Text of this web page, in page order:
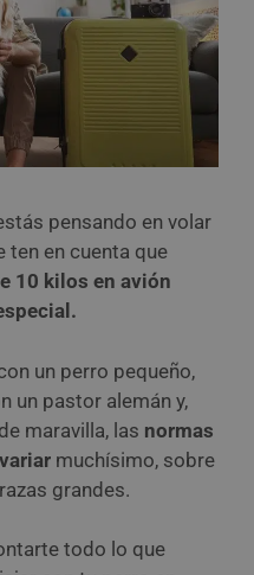
pensando en volar
ten en cuenta que
10 kilos en avión
un perro pequeño,
un pastor alemán y,
maravilla, las normas
muchísimo, sobre
grandes.
todo lo que